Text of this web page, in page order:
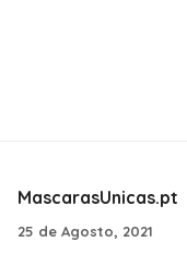
MascarasUnicas.pt
25 de Agosto, 2021